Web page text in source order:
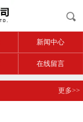
新闻中心
在线留言
更多>>